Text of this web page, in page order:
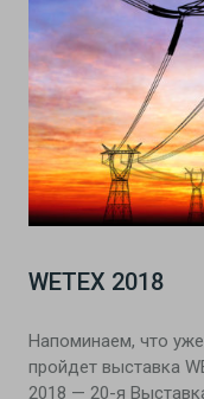
WETEX 2018
Напоминаем, что
пройдет выставка
2018 — 20-я